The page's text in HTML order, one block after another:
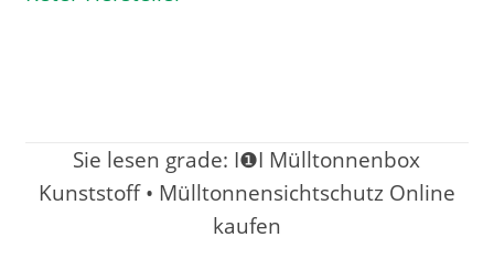
Sie lesen grade: I❶I Mülltonnenbox
Kunststoff • Mülltonnensichtschutz Online
kaufen